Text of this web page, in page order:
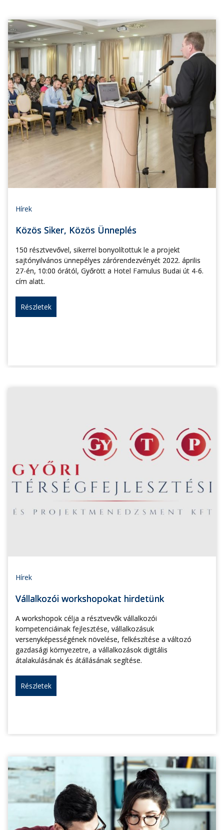
Hírek
Közös Siker, Közös Ünneplés
150 résztvevővel, sikerrel bonyolítottuk le a projekt
sajtónyilvános ünnepélyes zárórendezvényét 2022. április
27-én, 10:00 órától, Győrött a Hotel Famulus Budai út 4-6.
cím alatt.
Részletek
Hírek
Vállalkozói workshopokat hirdetünk
A workshopok célja a résztvevők vállalkozói
kompetenciáinak fejlesztése, vállalkozásuk
versenyképességének növelése, felkészítése a változó
gazdasági környezetre, a vállalkozások digitális
átalakulásának és átállásának segítése.
Részletek